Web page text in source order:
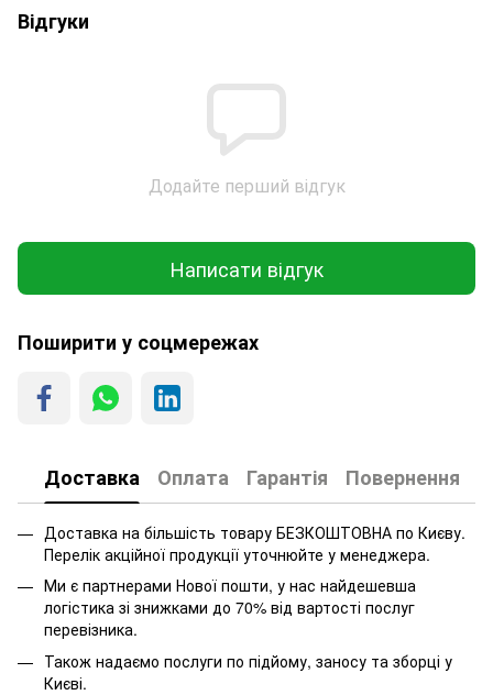
Відгуки
Додайте перший відгук
Написати відгук
Поширити у соцмережах
Доставка Оплата Гарантія Повернення
Доставка на більшість товару БЕЗКОШТОВНА по Києву.
Перелік акційної продукції уточнюйте у менеджера.
Ми є партнерами Нової пошти, у нас найдешевша
логістика зі знижками до 70% від вартості послуг
перевізника.
Також надаємо послуги по підйому, заносу та зборці у
Києві.